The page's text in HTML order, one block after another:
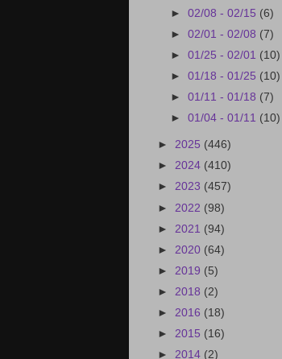
►02/08 - 02/15 (6)
►02/01 - 02/08 (7)
►01/25 - 02/01 (10)
►01/18 - 01/25 (10)
►01/11 - 01/18 (7)
►01/04 - 01/11 (10)
► 2025 (446)
► 2024 (410)
► 2023 (457)
► 2022 (98)
► 2021 (94)
► 2020 (64)
► 2019 (5)
► 2018 (2)
► 2016 (18)
► 2015 (16)
► 2014 (2)